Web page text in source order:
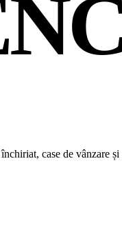
case de vânzare